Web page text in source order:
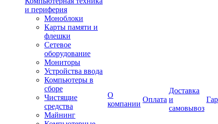
и периферия
Моноблоки
Карты памяти и
флешки
Сетевое
оборудование
Мониторы
Устройства ввода
Компьютеры в
сборе
Чистящие
средства
Майнинг
О
компании
Оплата
Доставка
и
самовывоз